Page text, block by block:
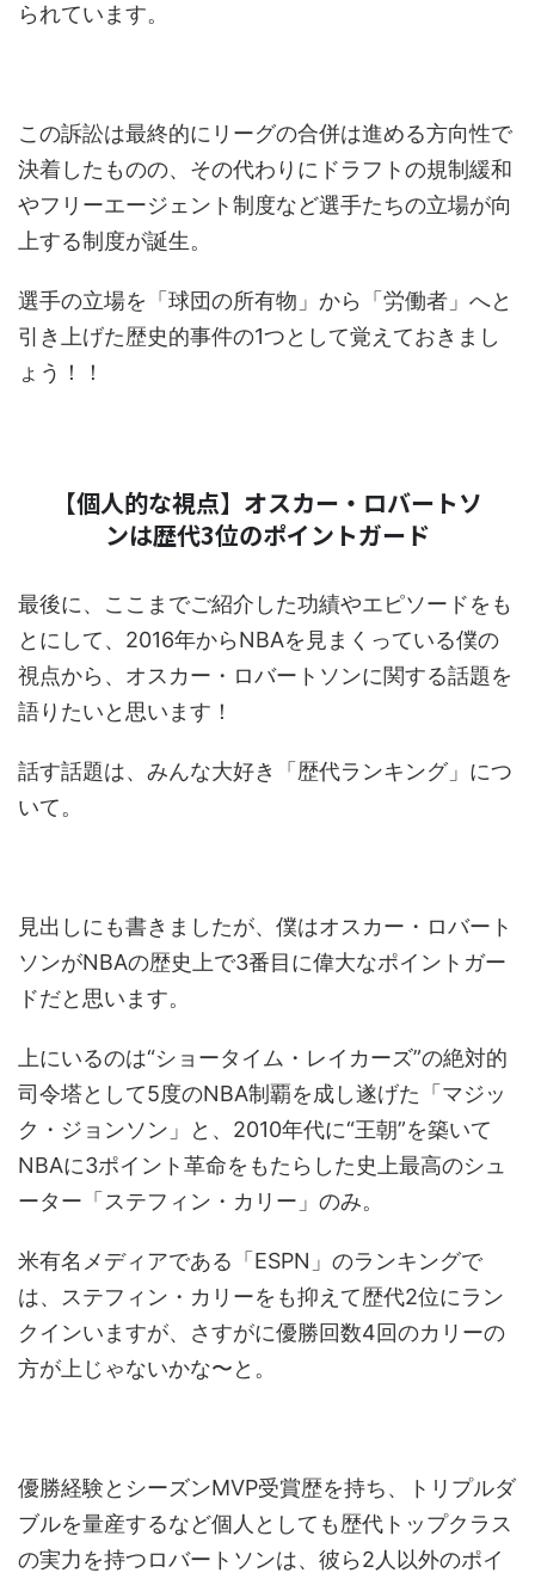
られています。
この訴訟は最終的にリーグの合併は進める方向性で
決着したものの、その代わりにドラフトの規制緩和
やフリーエージェント制度など選手たちの立場が向
上する制度が誕生。
選手の立場を「球団の所有物」から「労働者」へと
引き上げた歴史的事件の1つとして覚えておきまし
ょう！！
【個人的な視点】オスカー・ロバートソ
ンは歴代3位のポイントガード
最後に、ここまでご紹介した功績やエピソードをも
とにして、2016年からNBAを見まくっている僕の
視点から、オスカー・ロバートソンに関する話題を
語りたいと思います！
話す話題は、みんな大好き「歴代ランキング」につ
いて。
見出しにも書きましたが、僕はオスカー・ロバート
ソンがNBAの歴史上で3番目に偉大なポイントガー
ドだと思います。
上にいるのは“ショータイム・レイカーズ”の絶対的
司令塔として5度のNBA制覇を成し遂げた「マジッ
ク・ジョンソン」と、2010年代に“王朝”を築いて
NBAに3ポイント革命をもたらした史上最高のシュ
ーター「ステフィン・カリー」のみ。
米有名メディアである「ESPN」のランキングで
は、ステフィン・カリーをも抑えて歴代2位にラン
クインいますが、さすがに優勝回数4回のカリーの
方が上じゃないかな〜と。
優勝経験とシーズンMVP受賞歴を持ち、トリプルダ
ブルを量産するなど個人としても歴代トップクラス
の実力を持つロバートソンは、彼ら2人以外のポイ